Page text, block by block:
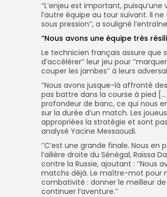
‘’L’enjeu est important,
l’autre équipe au tour suivant. Il
sous pression’’, a souligné
‘’Nous avons une équipe très
Le technicien français assure que
d’accélérer’’ leur jeu pour
couper les jambes’’ à leurs
‘’Nous avons jusque-là affronté
pas battre dans la course à pied
profondeur de banc, ce qui nous
sur la durée d’un match. Les
appropriées la stratégie et sont
analysé Yacine Messaoudi.
‘’C’est une grande finale. Nous en
l’ailière droite du Sénégal, Raïssa
contre la Russie, ajoutant : ‘’Nous
matchs déjà. Le maître-mot pour
combativité : donner le meilleur
continuer l’aventure.’’